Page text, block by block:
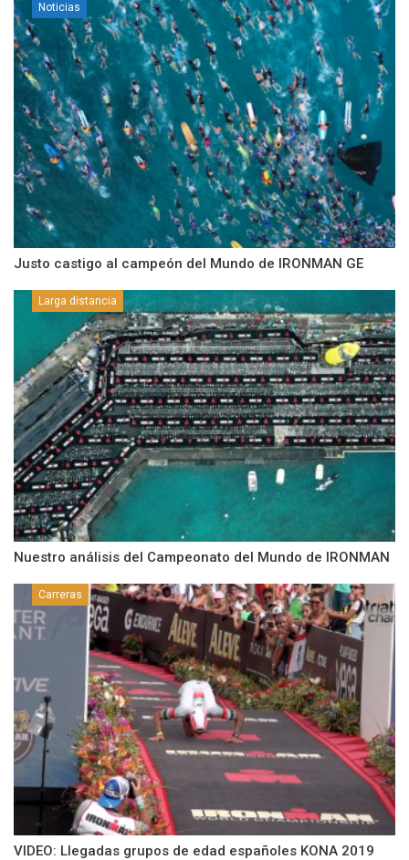
Noticias
Justo castigo al campeón del Mundo de IRONMAN GE
Larga distancia
Nuestro análisis del Campeonato del Mundo de IRONMAN
Carreras
VIDEO: Llegadas grupos de edad españoles KONA 2019